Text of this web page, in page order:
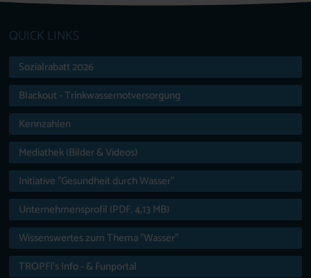
QUICK LINKS
Sozialrabatt 2026
Blackout - Trinkwassernotversorgung
Kennzahlen
Mediathek (Bilder & Videos)
Initiative "Gesundheit durch Wasser"
Unternehmensprofil (PDF, 4,13 MB)
Wissenswertes zum Thema "Wasser"
TROPFI’s Info - & Funportal